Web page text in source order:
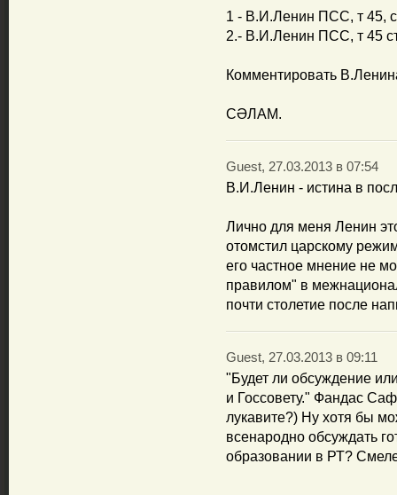
1 - В.И.Ленин ПСС, т 45,
2.- В.И.Ленин ПСС, т 45
Комментировать
СӘЛАМ.
Guest, 27.03.2013 в 07:54
В.И.Ленин - истина в
Лично для меня Ленин
отомстил царскому
его частное мнение не
правилом" в
почти столетие после
Guest, 27.03.2013 в 09:11
"Будет ли обсуждение
и Госсовету." Фандас
лукавите?) Ну хотя бы
всенародно обсуждать
образовании в РТ?